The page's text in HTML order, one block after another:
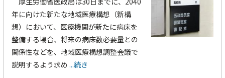
年に向けた新たな地域医療構想（新構
想）において、医療機関が新たに病床を
整備する場合、将来の病床数必要量との
関係性などを、地域医療構想調整会議で
説明するよう求め ...続き